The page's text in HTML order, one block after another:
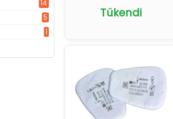
14
5
1
Tükendi